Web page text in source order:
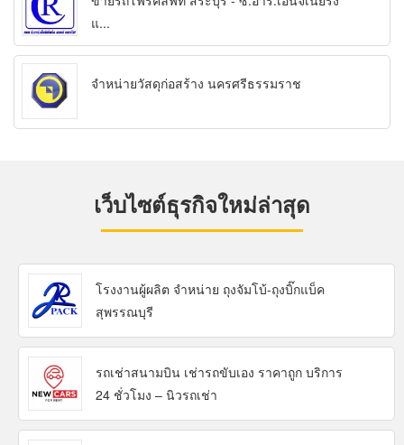
แ...
จำหน่ายวัสดุก่อสร้าง นครศรีธรรมราช
เว็บไซต์ธุรกิจใหม่ล่าสุด
โรงงานผู้ผลิต จำหน่าย ถุงจัมโบ้-ถุงบิ๊กแบ็ค
สุพรรณบุรี
รถเช่าสนามบิน เช่ารถขับเอง ราคาถูก บริการ
24 ชั่วโมง – นิวรถเช่า